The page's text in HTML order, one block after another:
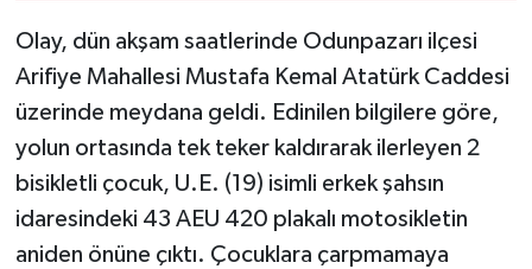
Olay, dün akşam saatlerinde Odunpazarı ilçesi
Arifiye Mahallesi Mustafa Kemal Atatürk Caddesi
üzerinde meydana geldi. Edinilen bilgilere göre,
yolun ortasında tek teker kaldırarak ilerleyen 2
bisikletli çocuk, U.E. (19) isimli erkek şahsın
idaresindeki 43 AEU 420 plakalı motosikletin
aniden önüne çıktı. Çocuklara çarpmamaya